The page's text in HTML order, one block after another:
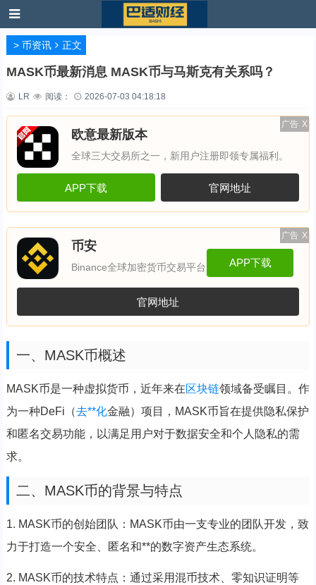
> 币资讯 正文
MASK币最新消息 MASK币与马斯克有关系吗？
LR 阅读： 2026-07-03 04:18:18
广告 X
欧意最新版本
全球三大交易所之一，新用户注册即领专属福利。
APP下载 官网地址
广告 X
币安
Binance全球加密货币交易平台 APP下载
官网地址
一、MASK币概述
MASK币是一种虚拟货币，近年来在区块链领域备受瞩目。作
为一种DeFi（去**化金融）项目，MASK币旨在提供隐私保护
和匿名交易功能，以满足用户对于数据安全和个人隐私的需
求。
二、MASK币的背景与特点
1. MASK币的创始团队：MASK币由一支专业的团队开发，致
力于打造一个安全、匿名和**的数字资产生态系统。
2. MASK币的技术特点：通过采用混币技术、零知识证明等